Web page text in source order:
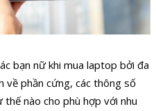
bạn nữ khi mua laptop bởi đa
về phần cứng, các thông số
thế nào cho phù hợp với nhu